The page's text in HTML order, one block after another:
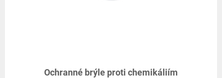
Ochranné brýle proti chemikáliím